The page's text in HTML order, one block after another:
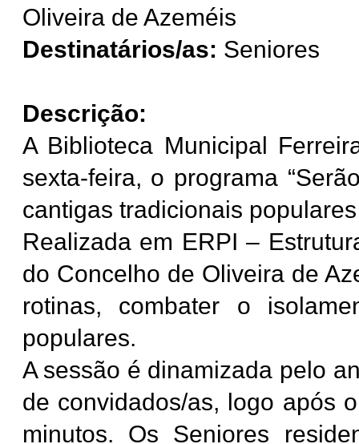
Oliveira de Azeméis
Destinatários/as: Seniores
Descrição:
A Biblioteca Municipal
sexta-feira, o programa
cantigas tradicionais
Realizada em ERPI –
do Concelho de Oliveira de
rotinas, combater o
populares.
A sessão é dinamizada pelo
de convidados/as, logo após
minutos. Os Seniores